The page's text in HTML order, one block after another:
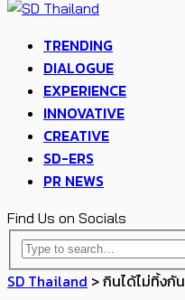
TRENDING
DIALOGUE
EXPERIENCE
INNOVATIVE
CREATIVE
SD-ERS
PR NEWS
Find Us on Socials
SD Thailand >กินได้ไม่ทิ้งกัน